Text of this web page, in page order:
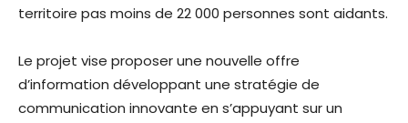
territoire pas moins de 22 000 personnes sont aidants.
Le projet vise proposer une nouvelle offre
d’information développant une stratégie de
communication innovante en s’appuyant sur un